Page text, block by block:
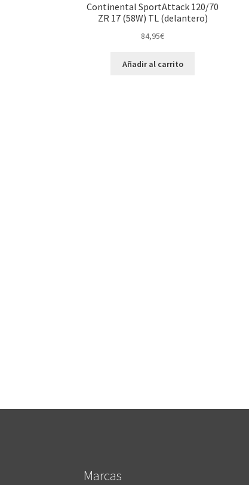
Continental SportAttack 120/70
ZR 17 (58W) TL (delantero)
84,95€
Añadir al carrito
Marcas